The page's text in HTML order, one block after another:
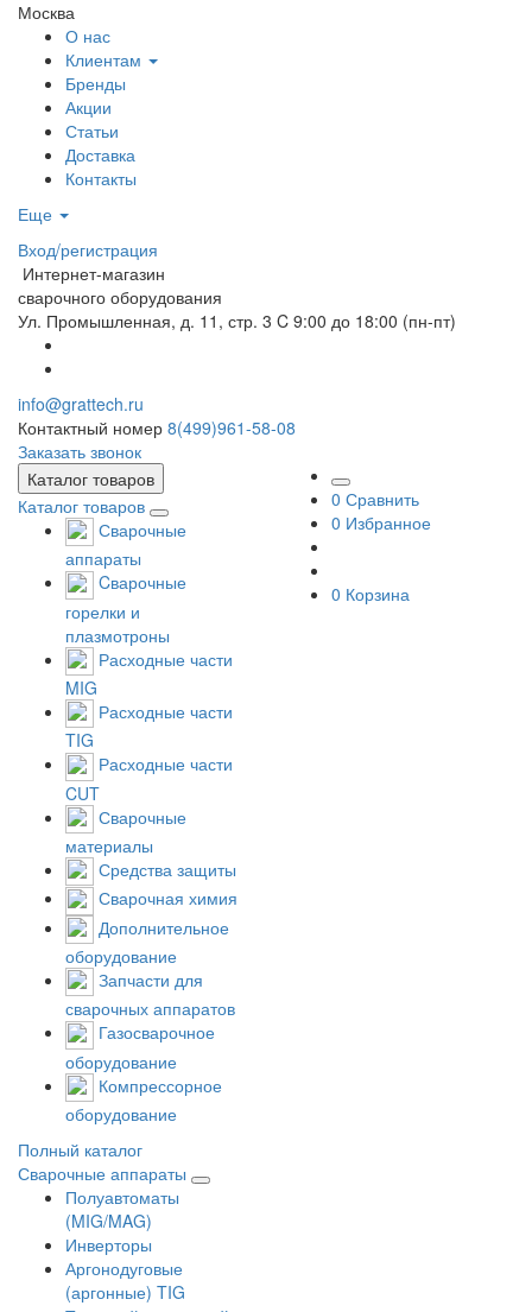
Москва
О нас
Клиентам
Бренды
Акции
Статьи
Доставка
Контакты
Еще
Вход/регистрация
Интернет-магазин
сварочного оборудования
Ул. Промышленная, д. 11, стр. 3 C 9:00 до 18:00 (пн-пт)
info@grattech.ru
Контактный номер 8(499)961-58-08
Заказать звонок
Каталог товаров
Каталог товаров
Сварочные
аппараты
Cварочные
горелки и
плазмотроны
Расходные части
MIG
Расходные части
TIG
Расходные части
CUT
Сварочные
материалы
Средства защиты
Сварочная химия
Дополнительное
оборудование
Запчасти для
сварочных аппаратов
Газосварочное
оборудование
Компрессорное
оборудование
Полный каталог
Сварочные аппараты
Полуавтоматы
(MIG/MAG)
Инверторы
Аргонодуговые
(аргонные) TIG
0 Сравнить
0 Избранное
0 Корзина